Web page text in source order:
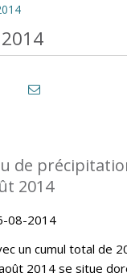
de
2014
08-2014
un cumul total de
2014 se situe